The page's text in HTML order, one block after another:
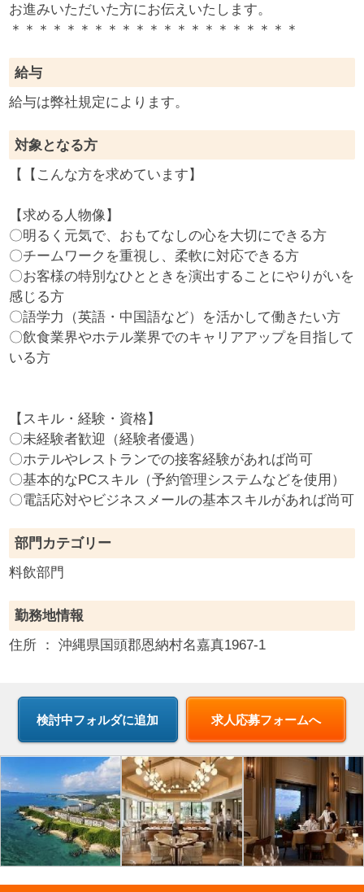
お進みいただいた方にお伝えいたします。
＊＊＊＊＊＊＊＊＊＊＊＊＊＊＊＊＊＊＊＊＊
給与
給与は弊社規定によります。
対象となる方
【【こんな方を求めています】
【求める人物像】
〇明るく元気で、おもてなしの心を大切にできる方
〇チームワークを重視し、柔軟に対応できる方
〇お客様の特別なひとときを演出することにやりがいを
感じる方
〇語学力（英語・中国語など）を活かして働きたい方
〇飲食業界やホテル業界でのキャリアアップを目指して
いる方
【スキル・経験・資格】
〇未経験者歓迎（経験者優遇）
〇ホテルやレストランでの接客経験があれば尚可
〇基本的なPCスキル（予約管理システムなどを使用）
〇電話応対やビジネスメールの基本スキルがあれば尚可
部門カテゴリー
料飲部門
勤務地情報
住所 ：
沖縄県国頭郡恩納村名嘉真1967-1
求人応募フォームへ